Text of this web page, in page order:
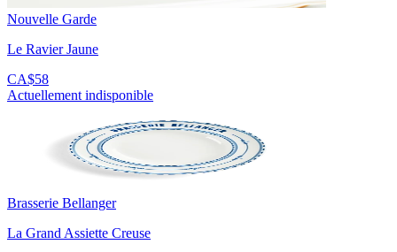
Nouvelle Garde
Le Ravier Jaune
CA$58
Actuellement indisponible
Brasserie Bellanger
La Grand Assiette Creuse